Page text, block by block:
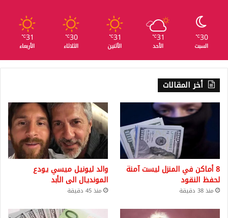
30
℃
السبت
31
℃
الأحد
31
℃
الأثنين
30
℃
الثلاثاء
31
℃
الأربعاء
أخر المقالات
8 أماكن في المنزل ليست آمنة
لحفظ النقود
منذ 38 دقيقة
والد ليونيل ميسي يودع
المونديال الى الأبد
منذ 45 دقيقة